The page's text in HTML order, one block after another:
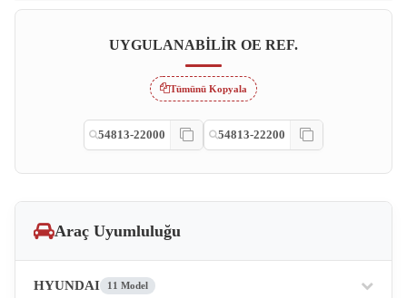
UYGULANABILIR OE REF.
Tümünü Kopyala
54813-22000 54813-22200
Araç Uyumluluğu
HYUNDAI 11 Model